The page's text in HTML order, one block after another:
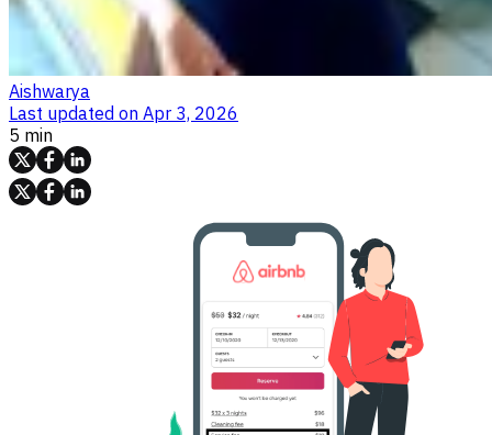
Aishwarya
Last updated on Apr 3, 2026
5 min